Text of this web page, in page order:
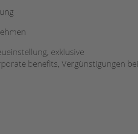
exklusive
benefits, Vergünstigungen bei